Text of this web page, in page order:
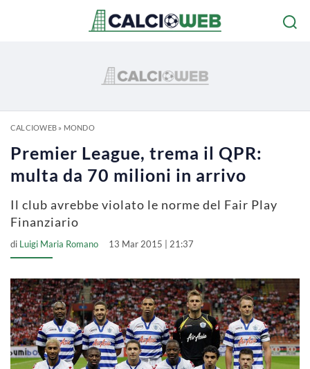
CALCIOWEB» MONDO
Premier League, trema il QPR:
multa da 70 milioni in arrivo
Il club avrebbe violato le norme del Fair Play
Finanziario
di Luigi Maria Romano 13 Mar 2015 | 21:37